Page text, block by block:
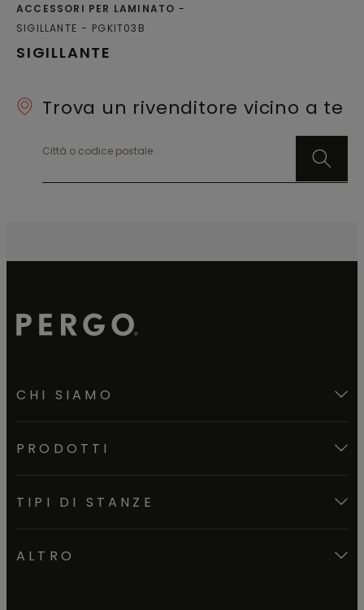
SIGILLANTE
ACCESSORI PER LAMINATO
SIGILLANTE
PGKIT03B
Trova un rivenditore vicino a te
Città o codice postale
CHI SIAMO
PRODOTTI
TIPI DI STANZE
ALTRO